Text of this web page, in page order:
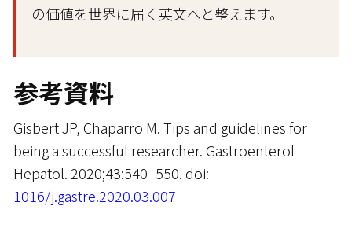
の価値を世界に届く英文へと整えます。
参考資料
Gisbert JP, Chaparro M. Tips and guidelines for
being a successful researcher. Gastroenterol
Hepatol. 2020;43:540–550. doi:
1016/j.gastre.2020.03.007